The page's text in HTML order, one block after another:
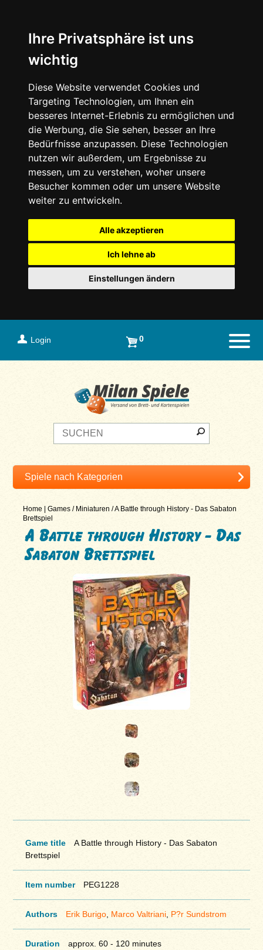
Ihre Privatsphäre ist uns
wichtig
Diese Website verwendet Cookies und
Targeting Technologien, um Ihnen ein
besseres Internet-Erlebnis zu ermöglichen und
die Werbung, die Sie sehen, besser an Ihre
Bedürfnisse anzupassen. Diese Technologien
nutzen wir außerdem, um Ergebnisse zu
messen, um zu verstehen, woher unsere
Besucher kommen oder um unsere Website
weiter zu entwickeln.
Alle akzeptieren
Ich lehne ab
Einstellungen ändern
Login 0
Home |Games / Miniaturen /A Battle through History - Das Sabaton
Brettspiel
A Battle through History - Das
Sabaton Brettspiel
Game title
A Battle through History - Das Sabaton
Brettspiel
Item number PEG1228
Authors Erik Burigo, Marco Valtriani, P?r Sundstrom
Duration approx. 60 - 120 minutes